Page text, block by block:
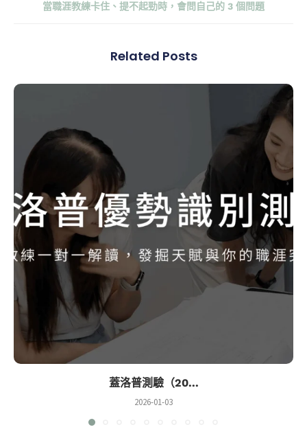
當職涯教練卡住、提不起勁時，會問自己的 3 個問題
Related Posts
蓋洛普測驗（20...
2026-01-03